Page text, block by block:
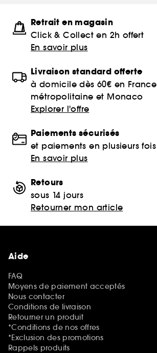
Retrait en magasin
Click & Collect en 2h offert
En savoir plus
Livraison standard offerte
à domicile dès 60€ en France
métropolitaine et Monaco
Explorer l'offre
Paiements sécurisés
et paiements en plusieurs fois
En savoir plus
Retours
sous 14 jours
Retourner mon article
Aide
FAQ
Moyens de paiement acceptés
Nous contacter
Conditions de livraison
Retourner un produit
*Conditions de nos offres
*Exclusion des promotions
Rappels produits